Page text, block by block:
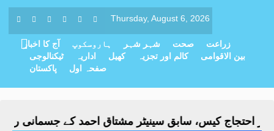
Thursday, August 6, 2026
آج کا اخبار ہاروسکوپ شہر شہر صحت
زراعت
ٹیکنالوجی
اداریہ کھیل کالم اور تجزیہ
بین الاقوامی
پاکستان
صفحہ اول
کیس، سابق سینیٹر مشتاق احمد کے جسمانی ریمانڈ میں 4 روز کی